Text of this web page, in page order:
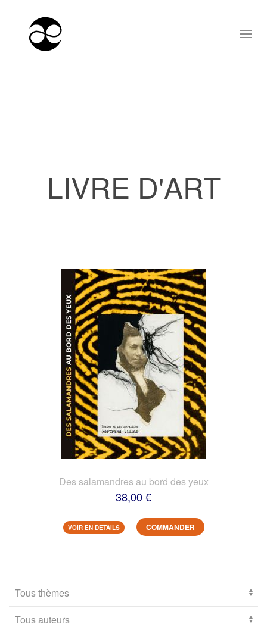
LIVRE D'ART
Des salamandres au bord des yeux
38,00 €
VOIR EN DETAILS COMMANDER